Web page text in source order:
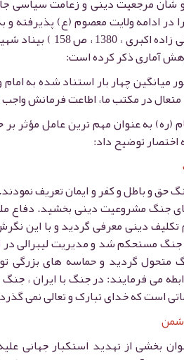
ادامه ولایت معصوم (ع) پذیرفته و
واجب می دانستند
آماری ذکر کرده است:
میانگین چهار بار استناد شده به
مکتب ما، اطاعت فرمانش واجب است.» پیام
به عنوان مهم ترین عامل مؤثر بر
اختصار توضیح داد:
حق و باطل و کفر و ایمان تعریف
جنگ مشروعیت دینی بخشید. دفاع ملت
دینی معرفی گردید و با این
جنگ مستحکم شد و مدیریت لیبرالی
متحول گردید و حماسه های بزرگی
می فرمایند: در جنگ با ایران ،
که خدای تبارک و تعالی نمی گذرد از او
بخشی از تهدید استکبار جهانی